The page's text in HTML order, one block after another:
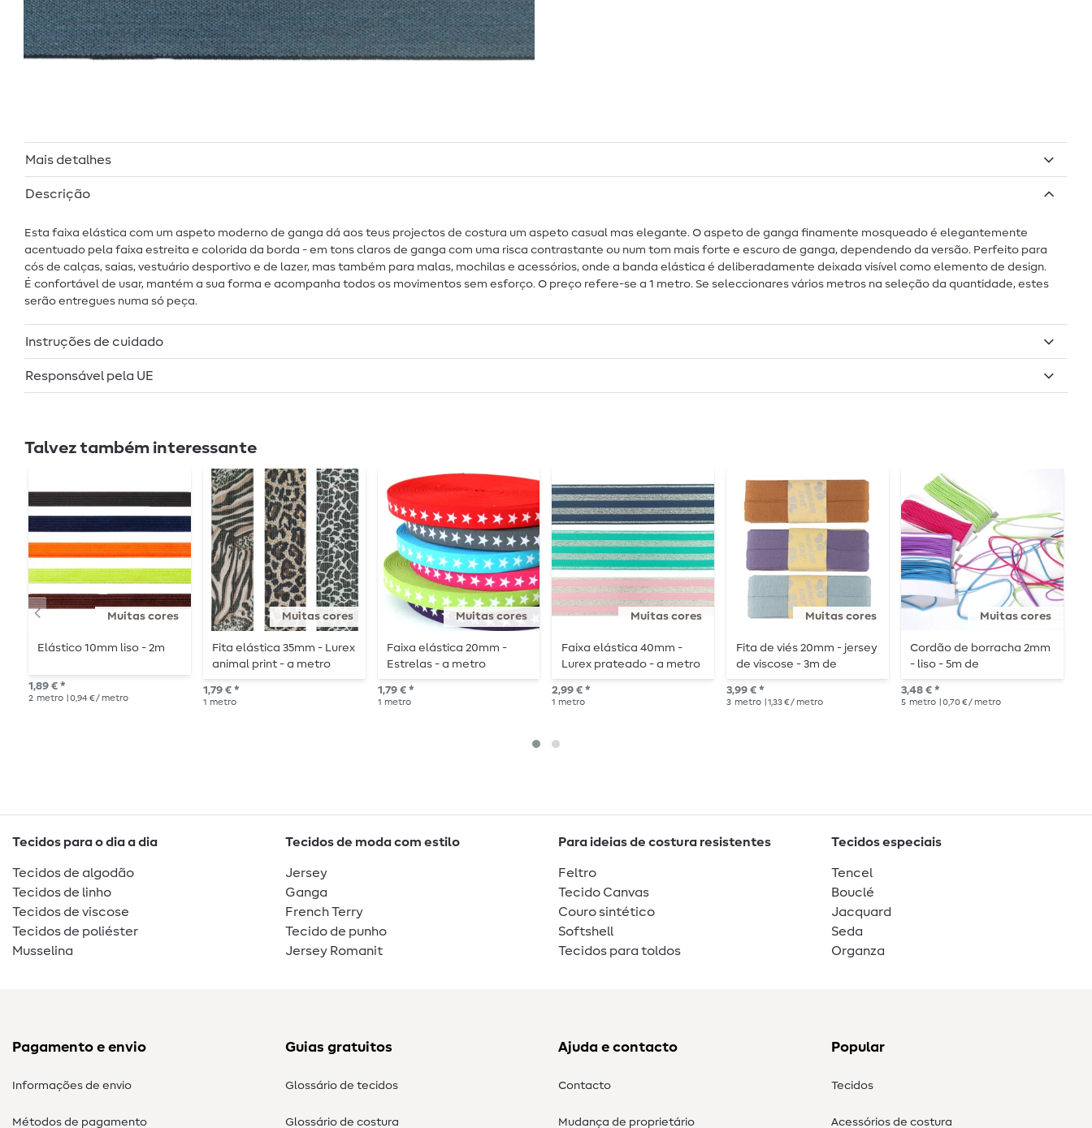
Mais detalhes
Descrição
Esta faixa elástica com um aspeto moderno de ganga dá aos teus projectos de costura um aspeto casual mas elegante. O aspeto de ganga finamente mosqueado é elegantemente
acentuado pela faixa estreita e colorida da borda - em tons claros de ganga com uma risca contrastante ou num tom mais forte e escuro de ganga, dependendo da versão. Perfeito para
cós de calças, saias, vestuário desportivo e de lazer, mas também para malas, mochilas e acessórios, onde a banda elástica é deliberadamente deixada visível como elemento de design.
É confortável de usar, mantém a sua forma e acompanha todos os movimentos sem esforço. O preço refere-se a 1 metro. Se seleccionares vários metros na seleção da quantidade, estes
serão entregues numa só peça.
Instruções de cuidado
Responsável pela UE
Talvez também interessante
Muitas cores
Elástico 10mm liso - 2m
1,89 € *
2 metro | 0,94 € / metro
Muitas cores
Fita elástica 35mm - Lurex
animal print - a metro
1,79 € *
1 metro
Muitas cores
Faixa elástica 20mm -
Estrelas - a metro
1,79 € *
1 metro
Muitas cores
Faixa elástica 40mm -
Lurex prateado - a metro
2,99 € *
1 metro
Muitas cores
Fita de viés 20mm - jersey
de viscose - 3m de
comprimento
3,99 € *
3 metro | 1,33 € / metro
Muitas cores
Cordão de borracha 2mm
- liso - 5m de
comprimento
3,48 € *
5 metro | 0,70 € / metro
Tecidos para o dia a dia
Tecidos de algodão
Tecidos de linho
Tecidos de viscose
Tecidos de poliéster
Musselina
Tecidos de moda com estilo
Jersey
Ganga
French Terry
Tecido de punho
Jersey Romanit
Para ideias de costura resistentes
Feltro
Tecido Canvas
Couro sintético
Softshell
Tecidos para toldos
Tecidos especiais
Tencel
Bouclé
Jacquard
Seda
Organza
Pagamento e envio
Informações de envio
Métodos de pagamento
Guias gratuitos
Glossário de tecidos
Glossário de costura
Ajuda e contacto
Contacto
Mudança de proprietário
Popular
Tecidos
Acessórios de costura